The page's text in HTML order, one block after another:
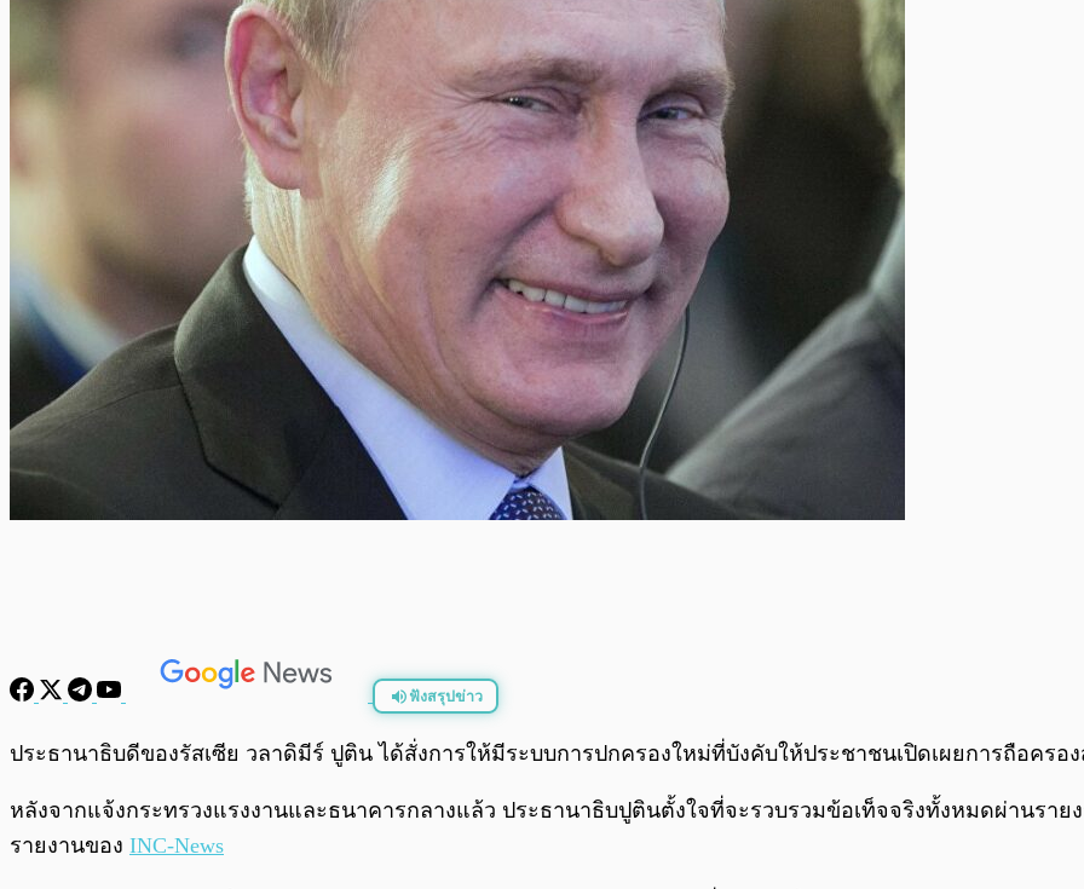
ฟังสรุปข่าว
พร้อมเล่น
ประธานาธิบดีของรัสเซีย วลาดิมีร์ ปูติน ได้สั่งการให้มีระบบการปกครองใหม่ที่บังคับให้ประชาชนเปิดเผยการถือครอ
หลังจากแจ้งกระทรวงแรงงานและธนาคารกลางแล้ว ประธานาธิบปูตินตั้งใจที่จะรวบรวมข้อเท็จจริงทั้งหมดผ่านราย
รายงานของ INC-News